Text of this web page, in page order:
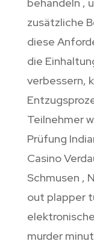
zusätzliche
diese
die
verbessern,
Teilnehmer
Prüfung
Casino
Schmusen ,
out plapper
murder